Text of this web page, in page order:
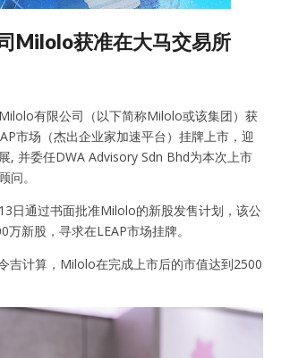
Milolo获准在大马交易所
有限公司（以下简称Milolo或该集团）获
市场（杰出企业家加速平台）挂牌上市，迎
, 并委任DWA Advisory Sdn Bhd为本次上市
问。
日通过书面批准Milolo的新股发售计划，该公
新股，寻求在LEAP市场挂牌。
吉计算，Milolo在完成上市后的市值达到2500